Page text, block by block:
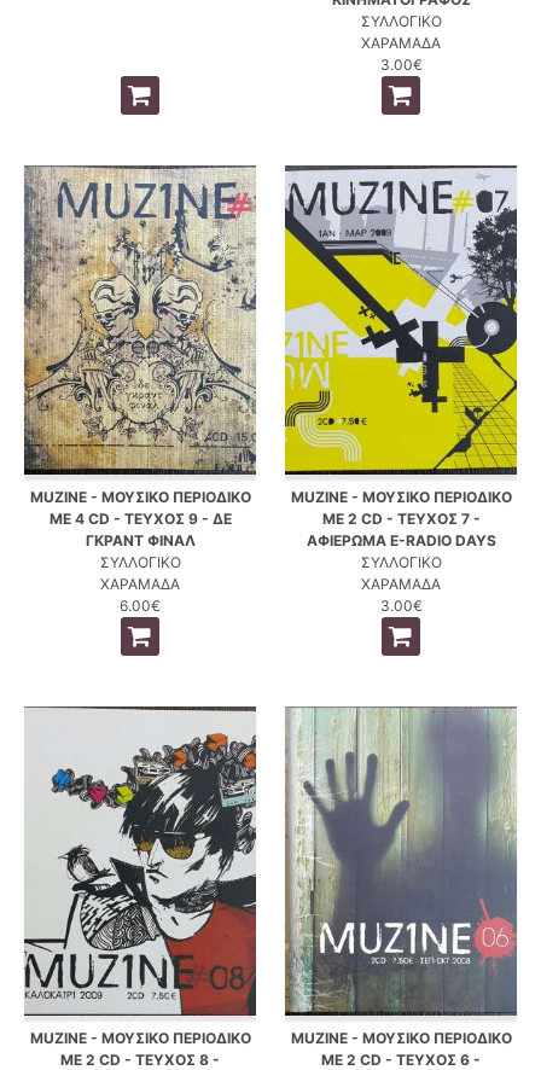
ΣΥΛΛΟΓΙΚΟ
ΧΑΡΑΜΑΔΑ
3.00€
MUZINE - ΜΟΥΣΙΚΟ ΠΕΡΙΟΔΙΚΟ
ΜΕ 4 CD - ΤΕΥΧΟΣ 9 - ΔΕ
ΓΚΡΑΝΤ ΦΙΝΑΛ
ΣΥΛΛΟΓΙΚΟ
ΧΑΡΑΜΑΔΑ
6.00€
MUZINE - ΜΟΥΣΙΚΟ ΠΕΡΙΟΔΙΚΟ
ΜΕ 2 CD - ΤΕΥΧΟΣ 7 -
ΑΦΙΕΡΩΜΑ E-RADIO DAYS
ΣΥΛΛΟΓΙΚΟ
ΧΑΡΑΜΑΔΑ
3.00€
MUZINE - ΜΟΥΣΙΚΟ ΠΕΡΙΟΔΙΚΟ
ΜΕ 2 CD - ΤΕΥΧΟΣ 8 -
MUZINE - ΜΟΥΣΙΚΟ ΠΕΡΙΟΔΙΚΟ
ΜΕ 2 CD - ΤΕΥΧΟΣ 6 -